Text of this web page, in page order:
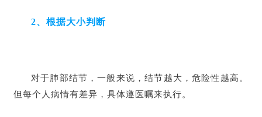
2、根据大小判断
对于肺部结节，一般来说，结节越大，危险性越高。
但每个人病情有差异，具体遵医嘱来执行。